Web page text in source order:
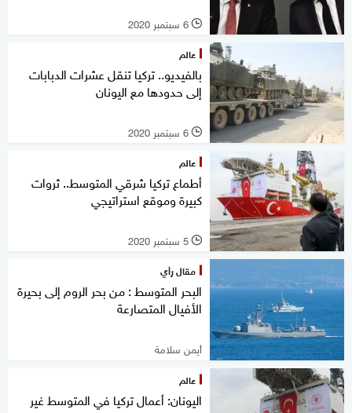
l 6 سبتمبر 2020
عالم
بالفيديو.. تركيا تنقل عشرات الدبابات
إلى حدودها مع اليونان
l 6 سبتمبر 2020
عالم
أطماع تركيا شرقي المتوسط.. ثروات
كبيرة وموقع استراتيجي
l 5 سبتمبر 2020
مقال رأي
البحر المتوسط : من بحر الروم إلى بحيرة
الأفيال المتصارعة
أيمن سلامة
عالم
اليونان: أعمال تركيا في المتوسط غير